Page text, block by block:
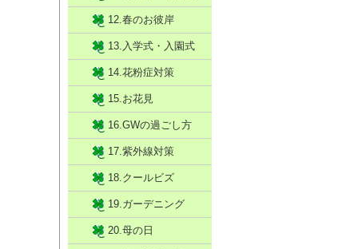
12.春のお彼岸
13.入学式・入園式
14.花粉症対策
15.お花見
16.GWの過ごし方
17.紫外線対策
18.クールビズ
19.ガーデニング
20.母の日